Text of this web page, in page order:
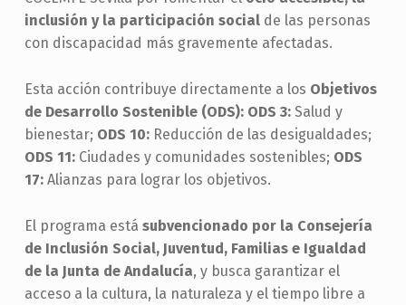
inclusión y la participación socialde las personas
con discapacidad más gravemente afectadas.
Esta acción contribuye directamente a los Objetivos
de Desarrollo Sostenible (ODS): ODS 3:Salud y
bienestar; ODS 10:Reducción de las desigualdades;
ODS 11:Ciudades y comunidades sostenibles; ODS
17:Alianzas para lograr los objetivos.
El programa está subvencionado por la Consejería
de Inclusión Social, Juventud, Familias e Igualdad
de la Junta de Andalucía, y busca garantizar el
acceso a la cultura, la naturaleza y el tiempo libre a